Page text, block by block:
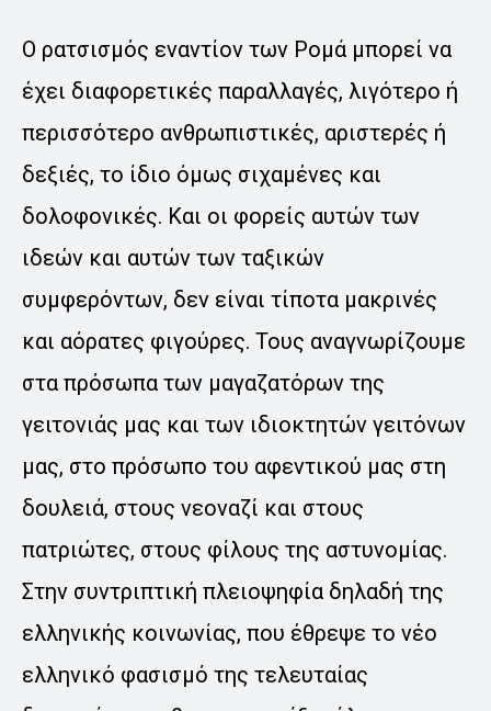
Ο ρατσισμός εναντίον των Ρομά μπορεί να
έχει διαφορετικές παραλλαγές, λιγότερο ή
περισσότερο ανθρωπιστικές, αριστερές ή
δεξιές, το ίδιο όμως σιχαμένες και
δολοφονικές. Και οι φορείς αυτών των
ιδεών και αυτών των ταξικών
συμφερόντων, δεν είναι τίποτα μακρινές
και αόρατες φιγούρες. Τους αναγνωρίζουμε
στα πρόσωπα των μαγαζατόρων της
γειτονιάς μας και των ιδιοκτητών γειτόνων
μας, στο πρόσωπο του αφεντικού μας στη
δουλειά, στους νεοναζί και στους
πατριώτες, στους φίλους της αστυνομίας.
Στην συντριπτική πλειοψηφία δηλαδή της
ελληνικής κοινωνίας, που έθρεψε το νέο
ελληνικό φασισμό της τελευταίας